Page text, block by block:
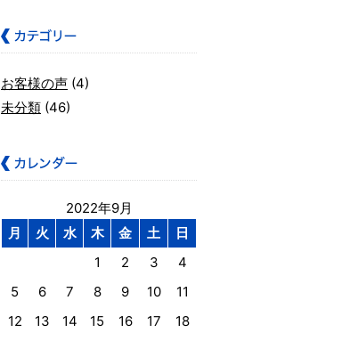
お客様の声 (4)
未分類 (46)
2022年9月
月
火 水 木 金 土
日
1
2 3
4
5
6 7 8 9 10
11
12
13 14 15 16 17
18